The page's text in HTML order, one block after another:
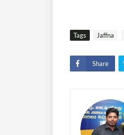
Tags Jaffna
Share